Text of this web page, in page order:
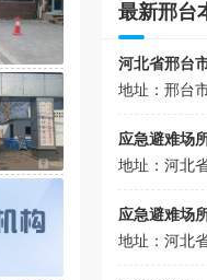
最新邢台
地址：邢台
应急避难场
地址：河北
应急避难场
地址：河北